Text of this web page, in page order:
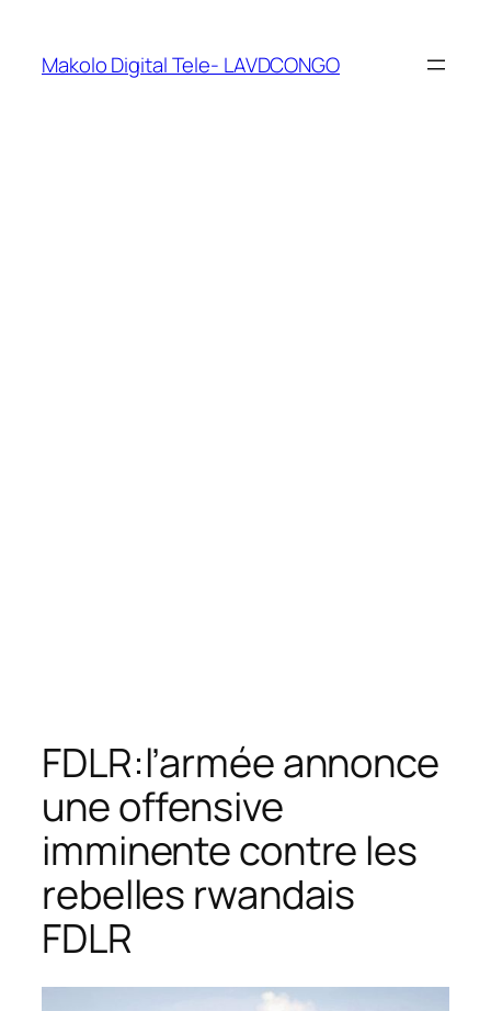
Makolo Digital Tele- LAVDCONGO
FDLR:l’armée annonce
une offensive
imminente contre les
rebelles rwandais
FDLR